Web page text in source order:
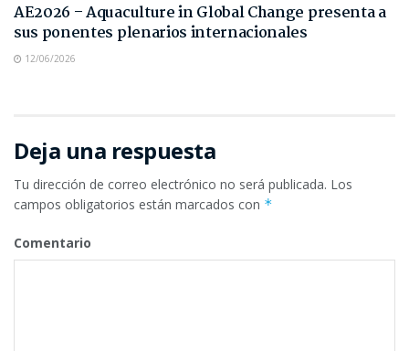
AE2026 – Aquaculture in Global Change presenta a
sus ponentes plenarios internacionales
12/06/2026
Deja una respuesta
Tu dirección de correo electrónico no será publicada. Los
campos obligatorios están marcados con *
Comentario